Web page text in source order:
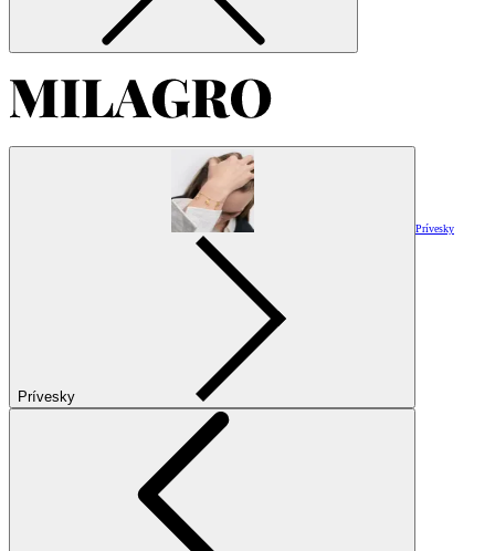
Prívesky
Prívesky